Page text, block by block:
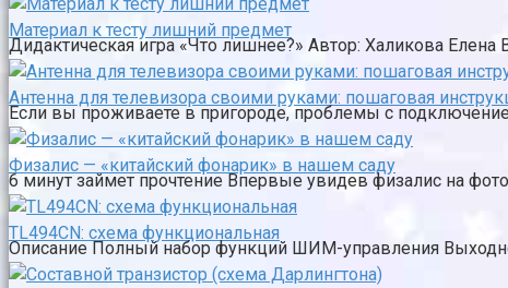
Материал к тесту лишний предмет
Дидактическая игра «Что лишнее?» Автор: Халикова Елена
Антенна для телевизора своими руками: пошаговая
Если вы проживаете в пригороде, проблемы с
Физалис — «китайский фонарик» в нашем саду
6 минут займет прочтение Впервые увидев физалис на
TL494CN: схема функциональная
Описание Полный набор функций ШИМ-управления